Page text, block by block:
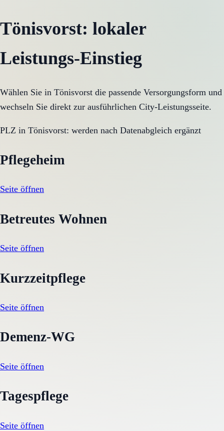
Tönisvorst: lokaler
Leistungs-Einstieg
Wählen Sie in Tönisvorst die passende Versorgungsform und
wechseln Sie direkt zur ausführlichen City-Leistungsseite.
PLZ in Tönisvorst: werden nach Datenabgleich ergänzt
Pflegeheim
Seite öffnen
Betreutes Wohnen
Seite öffnen
Kurzzeitpflege
Seite öffnen
Demenz-WG
Seite öffnen
Tagespflege
Seite öffnen